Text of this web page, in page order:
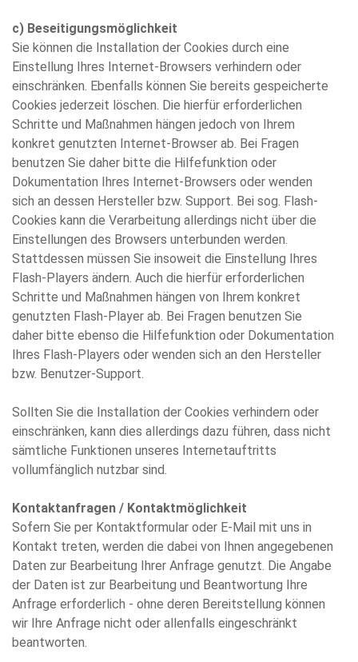
c) Beseitigungsmöglichkeit
Sie können die Installation der Cookies durch eine
Einstellung Ihres Internet-Browsers verhindern oder
einschränken. Ebenfalls können Sie bereits gespeicherte
Cookies jederzeit löschen. Die hierfür erforderlichen
Schritte und Maßnahmen hängen jedoch von Ihrem
konkret genutzten Internet-Browser ab. Bei Fragen
benutzen Sie daher bitte die Hilfefunktion oder
Dokumentation Ihres Internet-Browsers oder wenden
sich an dessen Hersteller bzw. Support. Bei sog. Flash-
Cookies kann die Verarbeitung allerdings nicht über die
Einstellungen des Browsers unterbunden werden.
Stattdessen müssen Sie insoweit die Einstellung Ihres
Flash-Players ändern. Auch die hierfür erforderlichen
Schritte und Maßnahmen hängen von Ihrem konkret
genutzten Flash-Player ab. Bei Fragen benutzen Sie
daher bitte ebenso die Hilfefunktion oder Dokumentation
Ihres Flash-Players oder wenden sich an den Hersteller
bzw. Benutzer-Support.
Sollten Sie die Installation der Cookies verhindern oder
einschränken, kann dies allerdings dazu führen, dass nicht
sämtliche Funktionen unseres Internetauftritts
vollumfänglich nutzbar sind.
Kontaktanfragen / Kontaktmöglichkeit
Sofern Sie per Kontaktformular oder E-Mail mit uns in
Kontakt treten, werden die dabei von Ihnen angegebenen
Daten zur Bearbeitung Ihrer Anfrage genutzt. Die Angabe
der Daten ist zur Bearbeitung und Beantwortung Ihre
Anfrage erforderlich - ohne deren Bereitstellung können
wir Ihre Anfrage nicht oder allenfalls eingeschränkt
beantworten.